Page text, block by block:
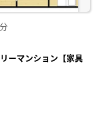
ーマンション【家具